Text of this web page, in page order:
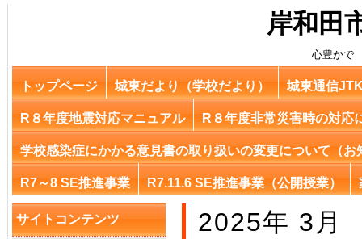
岸和田
心豊かで
トップページ 城東だより（学校だより） 城東通信
R８年度地震対応マニュアル R８年度非常災害時の対応
学校感染症にかかる意見書の取り扱いの変更について（お
R7～8 SE推進事業 R7.11.6 SE推進事業（公開授業）
サイトコンテンツ 2025年 3月